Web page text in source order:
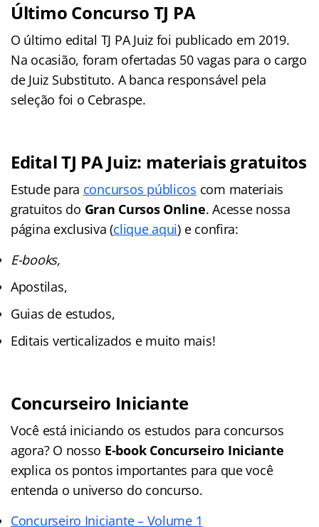
Último Concurso TJ PA
O último edital TJ PA Juiz foi publicado em 2019.
Na ocasião, foram ofertadas 50 vagas para o cargo
de Juiz Substituto. A banca responsável pela
seleção foi o Cebraspe.
Edital TJ PA Juiz: materiais gratuitos
Estude para concursos públicos com materiais
gratuitos do Gran Cursos Online. Acesse nossa
página exclusiva (clique aqui) e confira:
E-books,
Apostilas,
Guias de estudos,
Editais verticalizados e muito mais!
Concurseiro Iniciante
Você está iniciando os estudos para concursos
agora? O nosso E-book Concurseiro Iniciante
explica os pontos importantes para que você
entenda o universo do concurso.
Concurseiro Iniciante – Volume 1